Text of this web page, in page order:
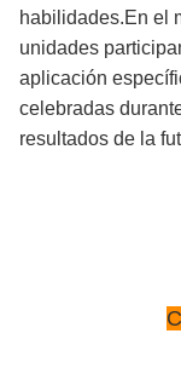
habilidades.En el
unidades
aplicación
celebradas
resultados de la